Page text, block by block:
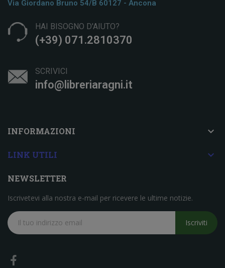
Via Giordano Bruno 54/b 60127 - Ancona
HAI BISOGNO D'AIUTO?
(+39) 071.2810370
SCRIVICI
info@libreriaragni.it
INFORMAZIONI 
LINK UTILI 
NEWSLETTER
Iscrivetevi alla nostra e-mail per ricevere le ultime notizie.
Iscriviti